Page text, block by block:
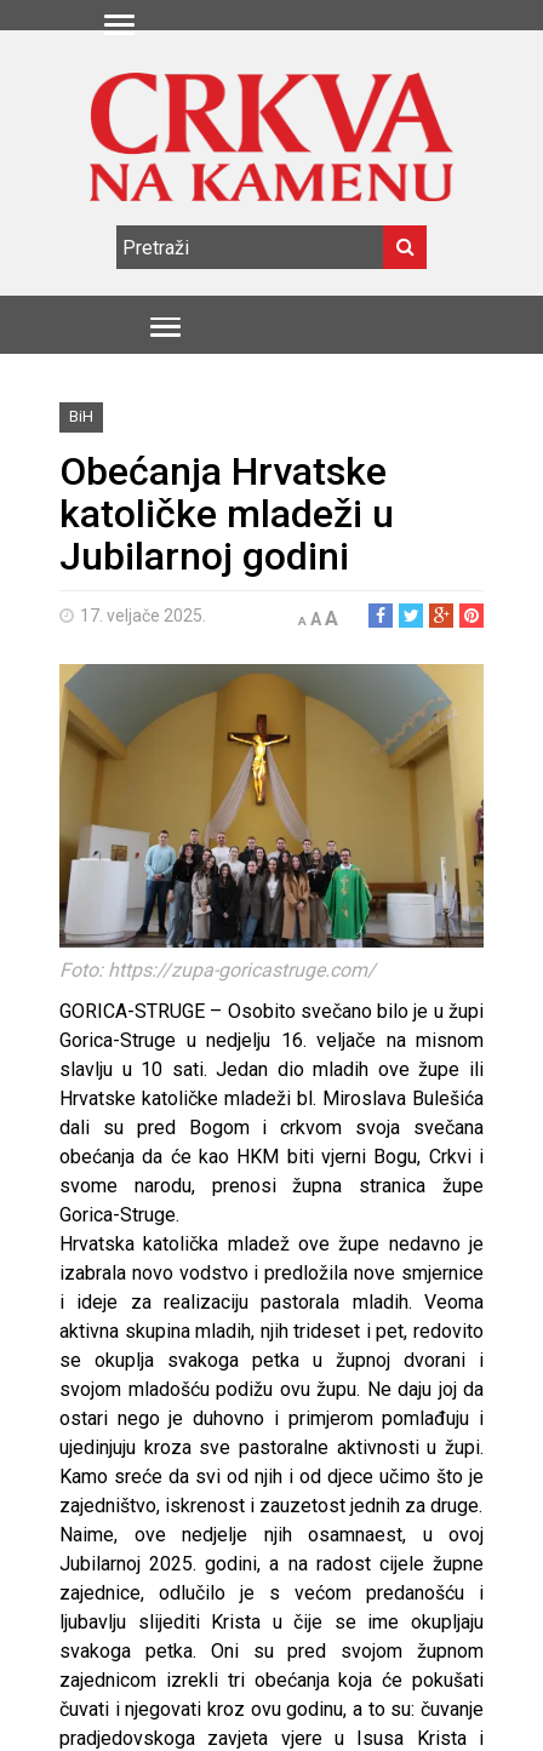
BiH
Obećanja Hrvatske
katoličke mladeži u
Jubilarnoj godini
17. veljače 2025. A AA
Foto: https://zupa-goricastruge.com/
GORICA-STRUGE – Osobito svečano bilo je u župi
Gorica-Struge u nedjelju 16. veljače na misnom
slavlju u 10 sati. Jedan dio mladih ove župe ili
Hrvatske katoličke mladeži bl. Miroslava Bulešića
dali su pred Bogom i crkvom svoja svečana
obećanja da će kao HKM biti vjerni Bogu, Crkvi i
svome narodu, prenosi župna stranica župe
Gorica-Struge.
Hrvatska katolička mladež ove župe nedavno je
izabrala novo vodstvo i predložila nove smjernice
i ideje za realizaciju pastorala mladih. Veoma
aktivna skupina mladih, njih trideset i pet, redovito
se okuplja svakoga petka u župnoj dvorani i
svojom mladošću podižu ovu župu. Ne daju joj da
ostari nego je duhovno i primjerom pomlađuju i
ujedinjuju kroza sve pastoralne aktivnosti u župi.
Kamo sreće da svi od njih i od djece učimo što je
zajedništvo, iskrenost i zauzetost jednih za druge.
Naime, ove nedjelje njih osamnaest, u ovoj
Jubilarnoj 2025. godini, a na radost cijele župne
zajednice, odlučilo je s većom predanošću i
ljubavlju slijediti Krista u čije se ime okupljaju
svakoga petka. Oni su pred svojom župnom
zajednicom izrekli tri obećanja koja će pokušati
čuvati i njegovati kroz ovu godinu, a to su: čuvanje
pradjedovskoga zavjeta vjere u Isusa Krista i